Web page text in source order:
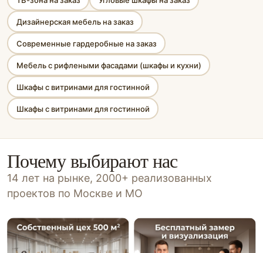
Дизайнерская мебель на заказ
Современные гардеробные на заказ
Мебель с рифлеными фасадами (шкафы и кухни)
Шкафы с витринами для гостинной
Шкафы с витринами для гостинной
Почему выбирают нас
14 лет на рынке, 2000+ реализованных
проектов по Москве и МО